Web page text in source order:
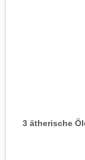
3 ätherische